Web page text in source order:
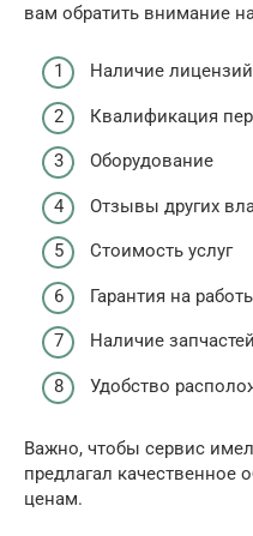
вам обратить внимание
Наличие
Квалификация
Оборудование
Отзывы других
Стоимость услуг
Гарантия на
Наличие запчастей
Удобство
Важно, чтобы сервис
предлагал
ценам.